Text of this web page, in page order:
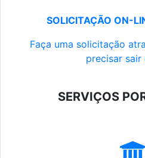
SOLICITAÇÃO ON-
Faça uma solicitação
precisar sair
SERVIÇOS